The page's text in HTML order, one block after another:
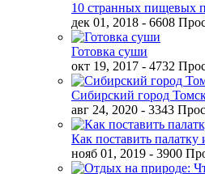
10 странных пищевых
дек 01, 2018 - 6608
Готовка суши
окт 19, 2017 - 4732
Сибирский город
авг 24, 2020 - 3343
Как поставить палатку
нояб 01, 2019 - 3900